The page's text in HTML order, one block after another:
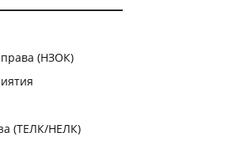
(НЗОК)
(ТЕЛК/НЕЛК)